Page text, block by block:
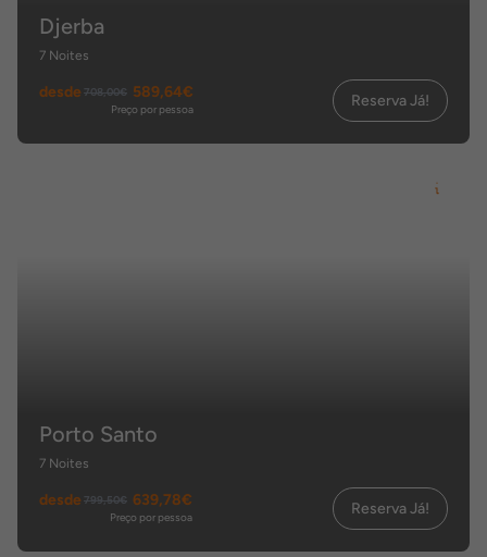
Djerba
7 Noites
desde 708,00€ 589,64€
Preço por pessoa Reserva Já!
Porto Santo
7 Noites
desde 799,50€ 639,78€
Preço por pessoa Reserva Já!